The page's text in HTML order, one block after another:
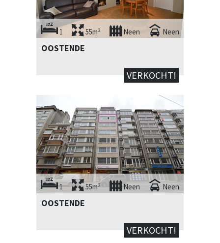
1 55m² Neen Neen
OOSTENDE
VERKOCHT!
1 55m² Neen Neen
OOSTENDE
VERKOCHT!